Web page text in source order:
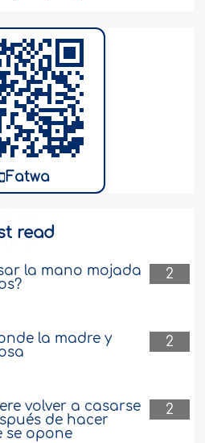
Fatwa
read
2
la mano mojada
2
la madre y
2
volver a casarse
de hacer
se opone